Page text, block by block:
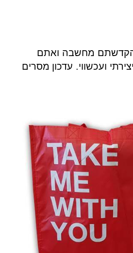
מחשבה ואתם
ועכשווי. עדכון מסרים